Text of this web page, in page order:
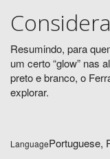
Resumindo, para
um certo “glow” nas
preto e branco, o
explorar.
LanguagePortuguese,